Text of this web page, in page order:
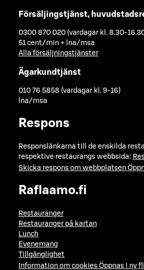
Försäljingstjänst,
0300 870 020 (vardagar kl. 8.30-
51 cent/min + lna/msa
Alla försäljningstjänster
Ägarkundtjänst
010 76 5858 (vardagar kl. 9-16)
lna/msa
Respons
Responslänkarna till de enskilda
respektive restaurangs webbsida:
Skicka respons om webbplatsen
Raflaamo.fi
Restauranger
Restauranger på kartan
Lunch
Evenemang
Tillgänglighet
Information om cookies Öppnas i ny